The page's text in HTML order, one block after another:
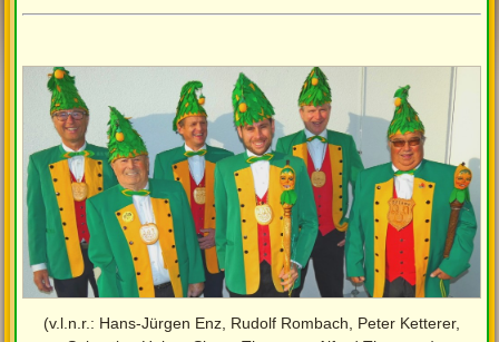
(v.l.n.r.: Hans-Jürgen Enz, Rudolf Rombach, Peter Ketterer,